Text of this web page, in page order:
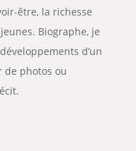
être, la richesse
Biographe, je
d’un
photos ou